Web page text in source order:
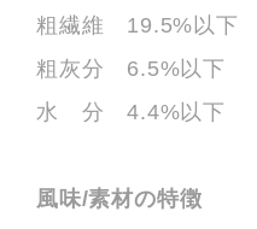
粗繊維 19.5%以下
粗灰分 6.5%以下
水 分 4.4%以下
風味/素材の特徴